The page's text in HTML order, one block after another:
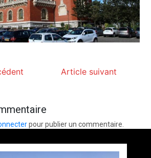
Article suivant
pour publier un commentaire.